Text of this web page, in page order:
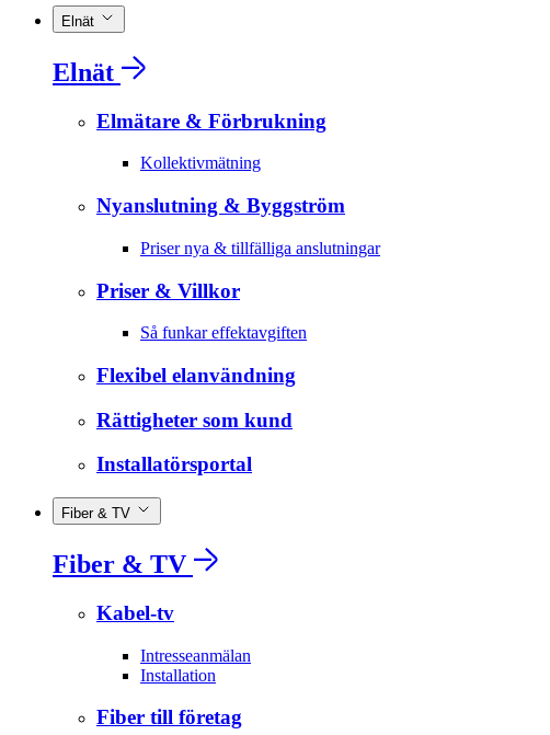
Elnät
Elnät
Elmätare & Förbrukning
Kollektivmätning
Nyanslutning & Byggström
Priser nya & tillfälliga anslutningar
Priser & Villkor
Så funkar effektavgiften
Flexibel elanvändning
Rättigheter som kund
Installatörsportal
Fiber & TV
Fiber & TV
Kabel-tv
Intresseanmälan
Installation
Fiber till företag